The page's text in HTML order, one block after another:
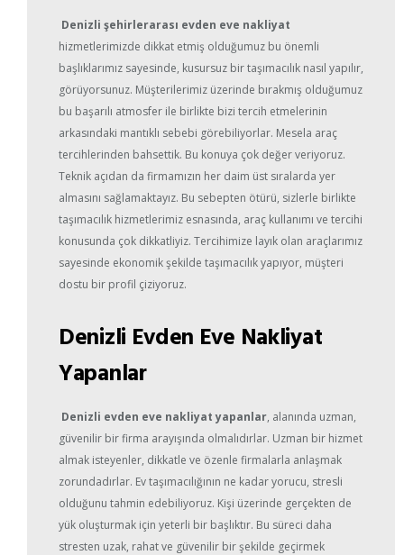
Denizli şehirlerarası evden eve nakliyat
hizmetlerimizde dikkat etmiş olduğumuz bu önemli
başlıklarımız sayesinde, kusursuz bir taşımacılık nasıl yapılır,
görüyorsunuz. Müşterilerimiz üzerinde bırakmış olduğumuz
bu başarılı atmosfer ile birlikte bizi tercih etmelerinin
arkasındaki mantıklı sebebi görebiliyorlar. Mesela araç
tercihlerinden bahsettik. Bu konuya çok değer veriyoruz.
Teknik açıdan da firmamızın her daim üst sıralarda yer
almasını sağlamaktayız. Bu sebepten ötürü, sizlerle birlikte
taşımacılık hizmetlerimiz esnasında, araç kullanımı ve tercihi
konusunda çok dikkatliyiz. Tercihimize layık olan araçlarımız
sayesinde ekonomik şekilde taşımacılık yapıyor, müşteri
dostu bir profil çiziyoruz.
Denizli Evden Eve Nakliyat
Yapanlar
Denizli evden eve nakliyat yapanlar, alanında uzman,
güvenilir bir firma arayışında olmalıdırlar. Uzman bir hizmet
almak isteyenler, dikkatle ve özenle firmalarla anlaşmak
zorundadırlar. Ev taşımacılığının ne kadar yorucu, stresli
olduğunu tahmin edebiliyoruz. Kişi üzerinde gerçekten de
yük oluşturmak için yeterli bir başlıktır. Bu süreci daha
stresten uzak, rahat ve güvenilir bir şekilde geçirmek